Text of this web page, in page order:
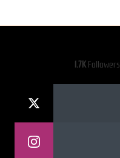
1.7KFollowers